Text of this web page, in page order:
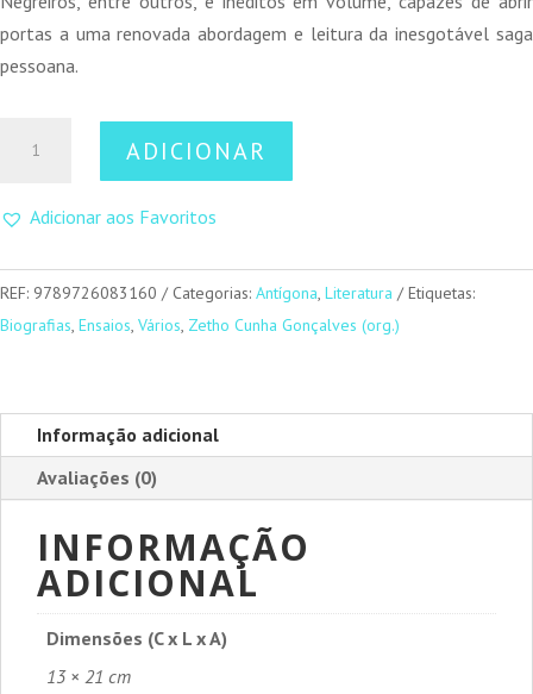
portas a uma renovada abordagem e leitura da inesgotável saga
pessoana.
Pessoa
Um
Retrato
Arca
ADICIONAR
Adicionar aos Favoritos
REF: 9789726083160 Categorias: Antígona, Literatura
Etiquetas:
Biografias, Ensaios, Vários, Zetho Cunha Gonçalves (org.)
Informação adicional
Avaliações (0)
INFORMAÇÃO
ADICIONAL
Dimensões (C x L x A)
13 × 21 cm